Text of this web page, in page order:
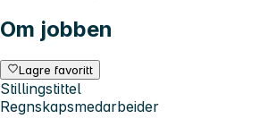
Om jobben
Lagre favoritt
Stillingstittel
Regnskapsmedarbeider